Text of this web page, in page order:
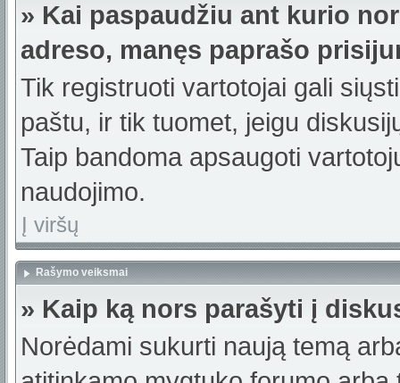
» Kai paspaudžiu ant kurio
adreso, manęs paprašo
Tik registruoti vartotojai gali
paštu, ir tik tuomet, jeigu
Taip bandoma apsaugoti
naudojimo.
Į viršų
Rašymo veiksmai
» Kaip ką nors parašyti į
Norėdami sukurti naują temą